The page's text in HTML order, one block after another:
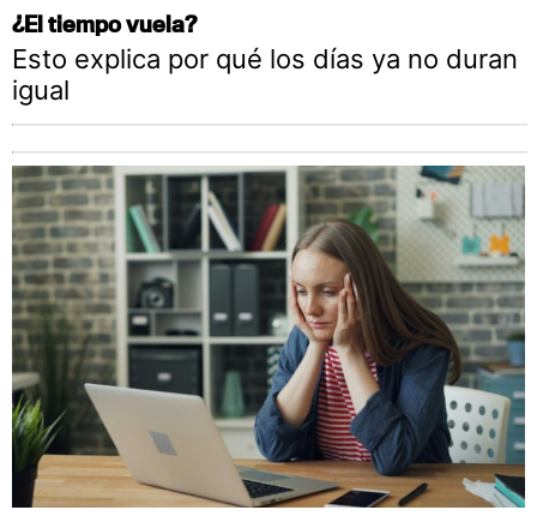
¿El tiempo vuela?
Esto explica por qué los días ya no duran
igual